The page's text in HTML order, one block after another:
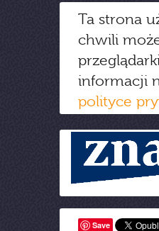
Ta strona
chwili
informacji
polityce
Save